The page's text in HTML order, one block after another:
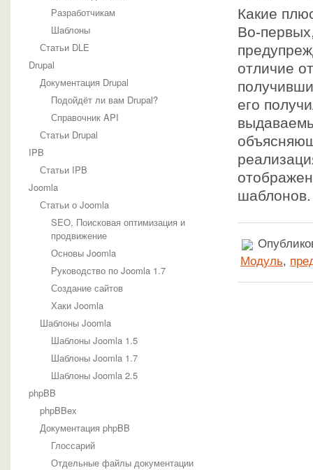
Разработчикам
Шаблоны
Статьи DLE
Drupal
Документация Drupal
Подойдёт ли вам Drupal?
Справочник API
Статьи Drupal
IPB
Статьи IPB
Joomla
Статьи о Joomla
SEO, Поисковая оптимизация и
продвижение
Основы Joomla
Руководство по Joomla 1.7
Создание сайтов
Хаки Joomla
Шаблоны Joomla
Шаблоны Joomla 1.5
Шаблоны Joomla 1.7
Шаблоны Joomla 2.5
phpBB
phpBBex
Документация phpBB
Глоссарий
Отдельные файлы документации
Какие
Во-
отличие
его
Модуль,